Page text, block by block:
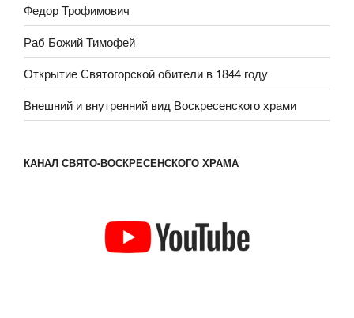
Федор Трофимович
Раб Божий Тимофей
Открытие Святогорской обители в 1844 году
Внешний и внутренний вид Воскресенского храми
КАНАЛ СВЯТО-ВОСКРЕСЕНСКОГО ХРАМА